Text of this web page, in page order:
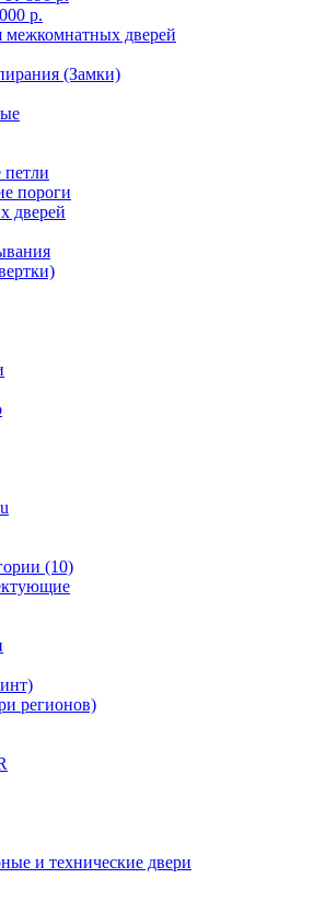
р.
межкомнатных дверей
(Замки)
пороги
дверей
(10)
регионов)
и технические двери